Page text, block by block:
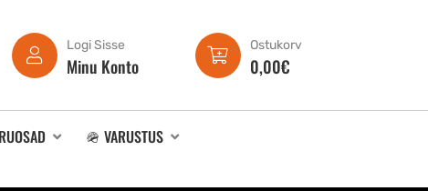
Logi Sisse
Minu Konto
Ostukorv
0,00€
🪖 VARUSTUS